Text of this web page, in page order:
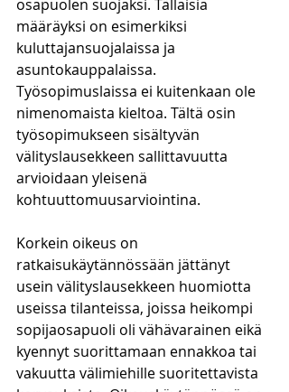
osapuolen suojaksi. Tällaisia
määräyksi on esimerkiksi
kuluttajansuojalaissa ja
asuntokauppalaissa.
Työsopimuslaissa ei kuitenkaan ole
nimenomaista kieltoa. Tältä osin
työsopimukseen sisältyvän
välityslausekkeen sallittavuutta
arvioidaan yleisenä
kohtuuttomuusarviointina.
Korkein oikeus on
ratkaisukäytännössään jättänyt
usein välityslausekkeen huomiotta
useissa tilanteissa, joissa heikompi
sopijaosapuoli oli vähävarainen eikä
kyennyt suorittamaan ennakkoa tai
vakuutta välimiehille suoritettavista